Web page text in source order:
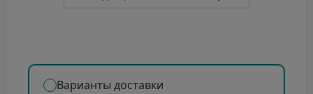
Варианты доставки